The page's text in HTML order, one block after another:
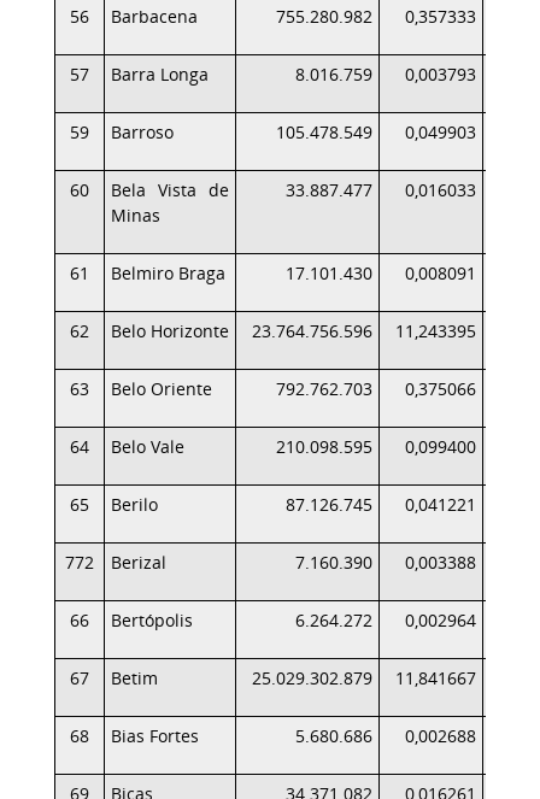
56 Barbacena 755.280.982 0,357333
57 Barra Longa 8.016.759 0,003793
59 Barroso 105.478.549 0,049903
60
Bela Vista de
Minas
33.887.477 0,016033
61 Belmiro Braga 17.101.430 0,008091
62 Belo Horizonte 23.764.756.596 11,243395
63 Belo Oriente 792.762.703 0,375066
64 Belo Vale 210.098.595 0,099400
65 Berilo 87.126.745 0,041221
772 Berizal 7.160.390 0,003388
66 Bertópolis 6.264.272 0,002964
67 Betim 25.029.302.879 11,841667
68 Bias Fortes 5.680.686 0,002688
69 Bicas 34.371.082 0,016261